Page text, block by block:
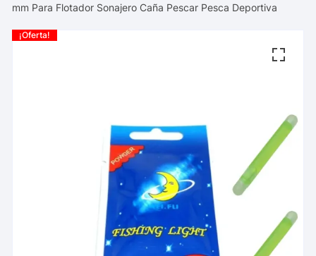
mm Para Flotador Sonajero Caña Pescar Pesca Deportiva
¡Oferta!